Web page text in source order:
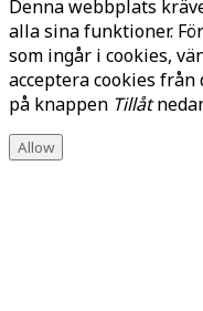
Denna webbplats
alla sina funktioner.
som ingår i cookies,
acceptera cookies
på knappen Tillåt
Allow